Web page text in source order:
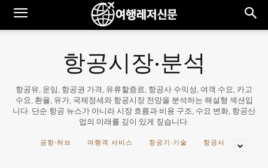
항공시장·분석
항공유, 운임, 항공권 가격, 유류할증료, 항공사 수익성, 여객 수요, 카고
수요, 환율, 유가, 국제정세와 항공시장 전망을 분석하는 해설형 섹션입
니다. 단순 항공 뉴스가 아니라 시장 흐름과 비용 구조, 수요 변화, 항공산
업의 미래를 깊이 있게 짚습니다.
공항·허브 여행객 서비스 항공기·기술 항공사